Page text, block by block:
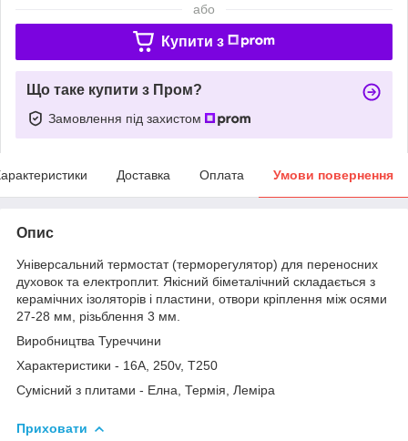
або
Купити з
Що таке купити з Пром?
Замовлення під захистом
Доставка Оплата Умови повернення
Опис
Універсальний термостат (терморегулятор) для переносних
духовок та електроплит. Якісний біметалічний складається з
керамічних ізоляторів і пластини, отвори кріплення між осями
27-28 мм, різьблення 3 мм.
Виробництва Туреччини
Характеристики - 16А, 250v, T250
Сумісний з плитами - Елна, Термія, Леміра
Приховати